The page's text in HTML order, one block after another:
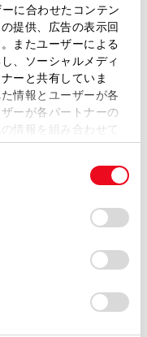
に合わせたコンテン
提供、広告の表示回
またユーザーによる
、ソーシャルメディ
ーと共有していま
情報とユーザーが各
ーが各パートナーの
情報を組み合わせて
トの使用を続行する
保存されることに同
ー)のオプトアウト、
たっては、当社の
ついて
」をご覧くだ
ビス